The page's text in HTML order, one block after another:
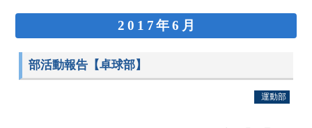
2017年6月
部活動報告【卓球部】
運動部